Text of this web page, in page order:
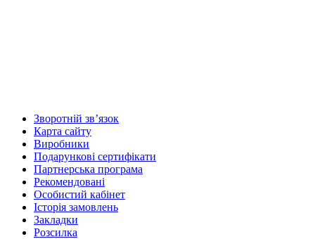
Зворотній зв’язок
Карта сайту
Виробники
Подарункові сертифікати
Партнерська програма
Рекомендовані
Особистий кабінет
Історія замовлень
Закладки
Розсилка